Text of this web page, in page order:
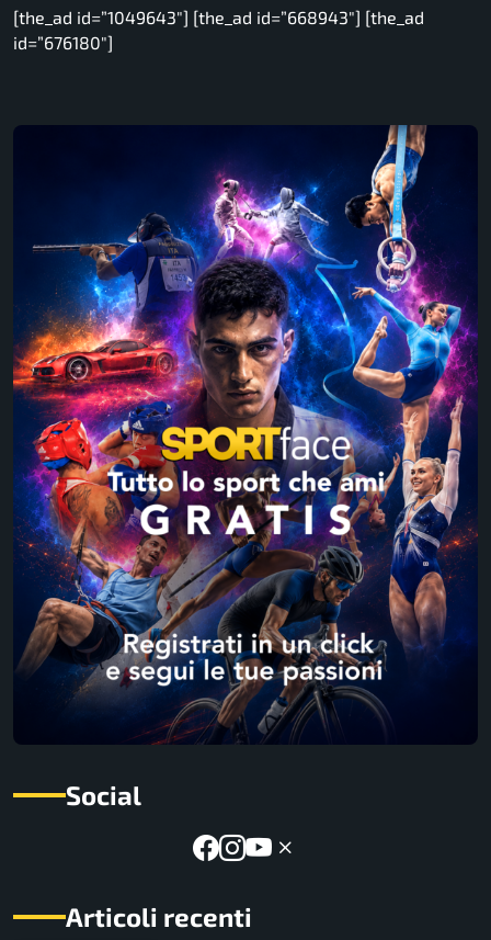
[the_ad id=”1049643″] [the_ad id=”668943″] [the_ad
id=”676180″]
Social
Articoli recenti